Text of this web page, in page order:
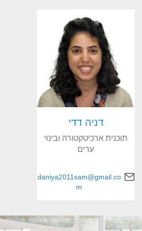
דניה דדי
תוכנית ארכיטקטורה ובינוי
ערים
daniya2011sam@gmail.co
m